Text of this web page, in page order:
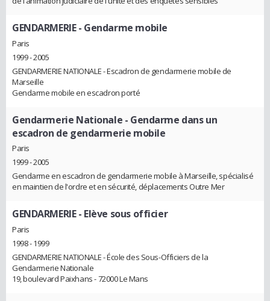
GENDARMERIE- Gendarme mobile
Paris
1999 - 2005
GENDARMERIE NATIONALE - Escadron de gendarmerie mobile de
Marseille
Gendarme mobile en escadron porté
Gendarmerie Nationale - Gendarme dans un
escadron de gendarmerie mobile
Paris
1999 - 2005
Gendarme en escadron de gendarmerie mobile à Marseille, spécialisé
en maintien de l'ordre et en sécurité, déplacements Outre Mer
GENDARMERIE- Elève sous officier
Paris
1998 - 1999
GENDARMERIE NATIONALE - École des Sous-Officiers de la
Gendarmerie Nationale
19, boulevard Paixhans - 72000 Le Mans